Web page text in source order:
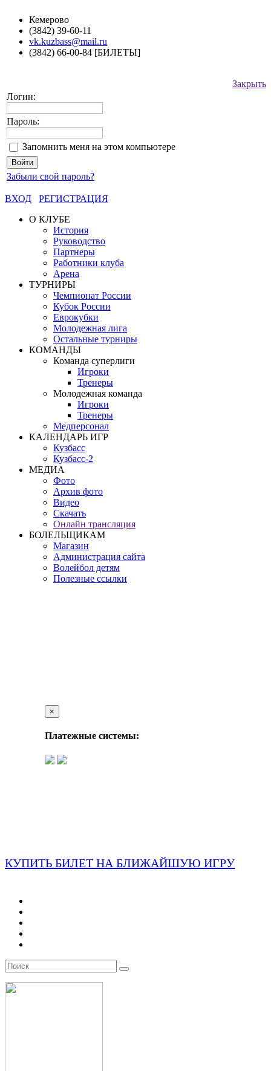
Кемерово
(3842) 39-60-11
vk.kuzbass@mail.ru
(3842) 66-00-84 [БИЛЕТЫ]
Закрыть
Логин:
Пароль:
Запомнить меня на этом компьютере
Забыли свой пароль?
ВХОД
РЕГИСТРАЦИЯ
О КЛУБЕ
История
Руководство
Партнеры
Работники клуба
Арена
ТУРНИРЫ
Чемпионат России
Кубок России
Еврокубки
Молодежная лига
Остальные турниры
КОМАНДЫ
Команда суперлиги
Игроки
Тренеры
Молодежная команда
Игроки
Тренеры
Медперсонал
КАЛЕНДАРЬ ИГР
Кузбасс
Кузбасс-2
МЕДИА
Фото
Архив фото
Видео
Скачать
Онлайн трансляция
БОЛЕЛЬЩИКАМ
Магазин
Администрация сайта
Волейбол детям
Полезные ссылки
×
Платежные системы:
КУПИТЬ БИЛЕТ НА БЛИЖАЙШУЮ ИГРУ